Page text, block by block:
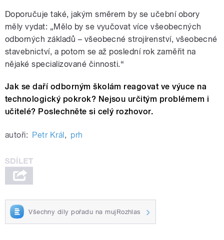
Doporučuje také, jakým směrem by se učební obory
měly vydat: „Mělo by se vyučovat více všeobecných
odborných základů – všeobecné strojírenství, všeobecné
stavebnictví, a potom se až poslední rok zaměřit na
nějaké specializované činnosti.“
Jak se daří odborným školám reagovat ve výuce na
technologický pokrok? Nejsou určitým problémem i
učitelé? Poslechněte si celý rozhovor.
autoři: Petr Král, prh
Všechny díly pořadu na mujRozhlas